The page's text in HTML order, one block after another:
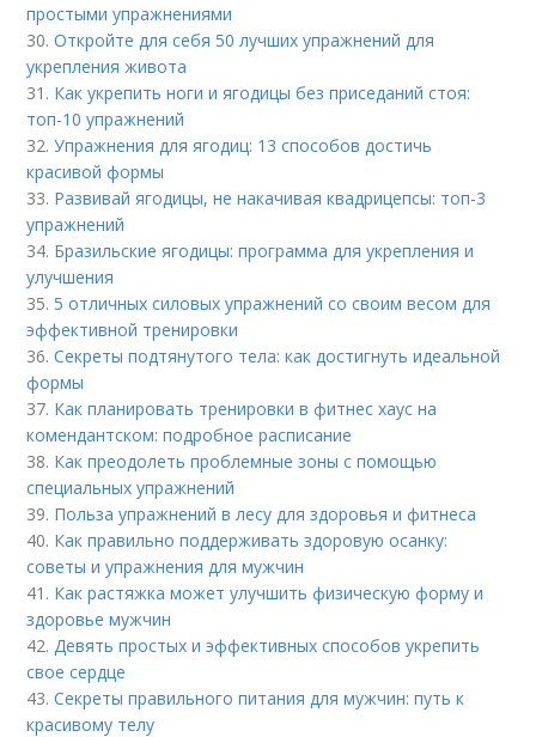
простыми упражнениями
30.Откройте для себя 50 лучших упражнений для
укрепления живота
31. Как укрепить ноги и ягодицы без приседаний стоя:
топ-10 упражнений
32.Упражнения для ягодиц: 13 способов достичь
красивой формы
33. Развивай ягодицы, не накачивая квадрицепсы: топ-3
упражнений
34. Бразильские ягодицы: программа для укрепления и
улучшения
35. 5 отличных силовых упражнений со своим весом для
эффективной тренировки
36.Секреты подтянутого тела: как достигнуть идеальной
формы
37. Как планировать тренировки в фитнес хаус на
комендантском: подробное расписание
38. Как преодолеть проблемные зоны с помощью
специальных упражнений
39. Польза упражнений в лесу для здоровья и фитнеса
40. Как правильно поддерживать здоровую осанку:
советы и упражнения для мужчин
41. Как растяжка может улучшить физическую форму и
здоровье мужчин
42. Девять простых и эффективных способов укрепить
свое сердце
43.Секреты правильного питания для мужчин: путь к
красивому телу